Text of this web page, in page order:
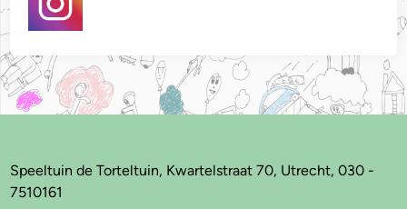
Speeltuin de Torteltuin, Kwartelstraat 70, Utrecht, 030 -
7510161